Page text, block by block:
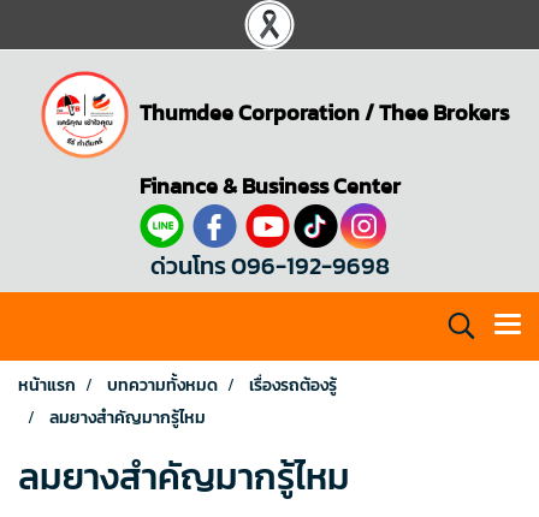
Thumdee Corporation/Thee Brokers
Finance & Business Center
ด่วนโทร 096-192-9698
หน้าแรก บทความทั้งหมด
เรื่องรถต้องรู้
ลมยางสำคัญมากรู้ไหม
ลมยางสำคัญมากรู้ไหม